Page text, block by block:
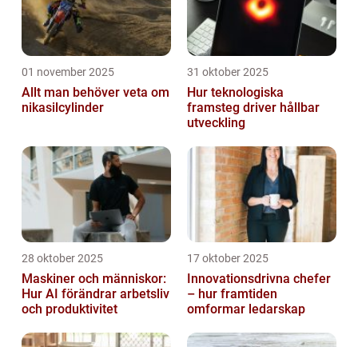
01 november 2025
Allt man behöver veta om
nikasilcylinder
31 oktober 2025
Hur teknologiska
framsteg driver hållbar
utveckling
28 oktober 2025
Maskiner och människor:
Hur AI förändrar arbetsliv
och produktivitet
17 oktober 2025
Innovationsdrivna chefer
– hur framtiden
omformar ledarskap